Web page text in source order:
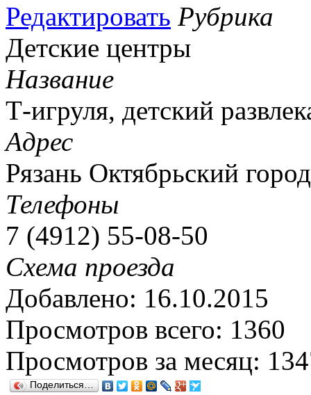
Редактировать Рубрика
Детские центры
Название
Т-игруля, детский
Адрес
Рязань Октябрьский
Телефоны
7 (4912) 55-08-50
Схема проезда
Добавлено: 16.10.2015
Просмотров всего: 1360
Просмотров за месяц:
Поделиться…